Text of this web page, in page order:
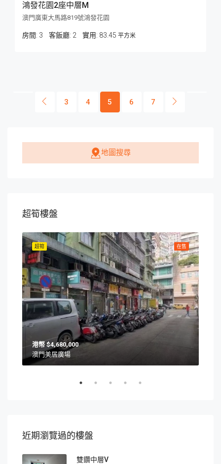
鴻發花園2座中層M
澳門廣東大馬路819號鴻發花園
房間: 3 客飯廳: 2 83.45 平方米
3 4 5 6 7
地圖搜尋
超筍樓盤
在售
超筍
$4,680,000
澳門美居廣場
近期瀏覽過的樓盤
雙鑽中層V